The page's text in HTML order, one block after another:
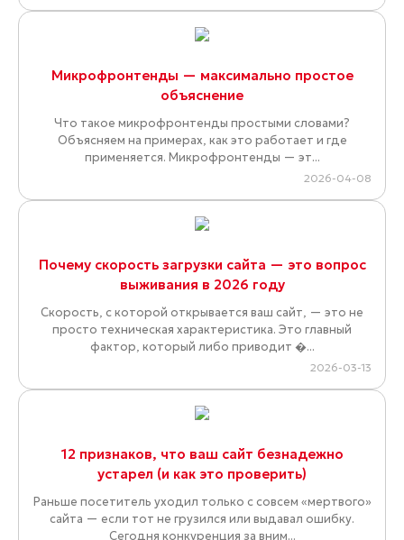
Микрофронтенды — максимально простое
объяснение
Что такое микрофронтенды простыми словами?
Объясняем на примерах, как это работает и где
применяется. Микрофронтенды — эт...
2026-04-08
Почему скорость загрузки сайта — это вопрос
выживания в 2026 году
Скорость, с которой открывается ваш сайт, — это не
просто техническая характеристика. Это главный
фактор, который либо приводит �...
2026-03-13
12 признаков, что ваш сайт безнадежно
устарел (и как это проверить)
Раньше посетитель уходил только с совсем «мертвого»
сайта — если тот не грузился или выдавал ошибку.
Сегодня конкуренция за вним...